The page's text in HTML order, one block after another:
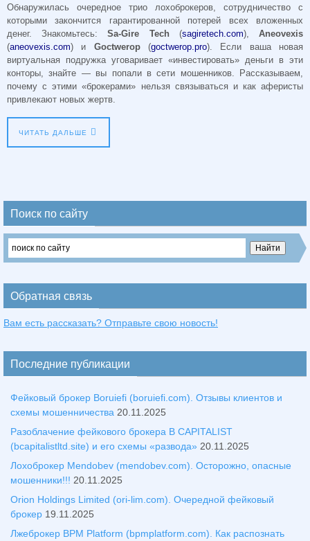
Обнаружилась очередное трио лохоброкеров, сотрудничество с
которыми закончится гарантированной потерей всех вложенных
денег. Знакомьтесь:Sa-Gire Tech(sagiretech.com),Aneovexis
(aneovexis.com) и Goctwerop(goctwerop.pro). Если ваша новая
виртуальная подружка уговаривает «инвестировать» деньги в эти
конторы, знайте — вы попали в сети мошенников. Рассказываем,
почему с этими «брокерами» нельзя связываться и как аферисты
привлекают новых жертв.
ЧИТАТЬ ДАЛЬШЕ
Поиск по сайту
Обратная связь
Вам есть рассказать? Отправьте свою новость!
Последние публикации
Фейковый брокер Boruiefi (boruiefi.com). Отзывы клиентов и
схемы мошенничества 20.11.2025
Разоблачение фейкового брокера B CAPITALIST
(bcapitalistltd.site) и его схемы «развода» 20.11.2025
Лохоброкер Mendobev (mendobev.com). Осторожно, опасные
мошенники!!! 20.11.2025
Orion Holdings Limited (ori-lim.com). Очередной фейковый
брокер 19.11.2025
Лжеброкер BPM Platform (bpmplatform.com). Как распознать